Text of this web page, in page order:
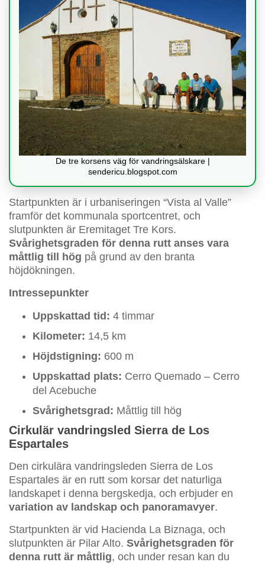
De tre korsens väg för vandringsälskare |
sendericu.blogspot.com
Startpunkten är i urbaniseringen “Vista al Valle”
framför det kommunala sportcentret, och
slutpunkten är Eremitaget Tre Kors.
Svårighetsgraden för denna rutt anses vara
måttlig till hög på grund av den branta
höjdökningen.
Intressepunkter
Uppskattad tid: 4 timmar
Kilometer: 14,5 km
Höjdstigning: 600 m
Uppskattad plats: Cerro Quemado – Cerro
del Acebuche
Svårighetsgrad: Måttlig till hög
Cirkulär vandringsled Sierra de Los
Espartales
Den cirkulära vandringsleden Sierra de Los
Espartales är en rutt som korsar det naturliga
landskapet i denna bergskedja, och erbjuder en
variation av landskap och panoramavyer.
Startpunkten är vid Hacienda La Biznaga, och
slutpunkten är Pilar Alto. Svårighetsgraden för
denna rutt är måttlig, och under resan kan du